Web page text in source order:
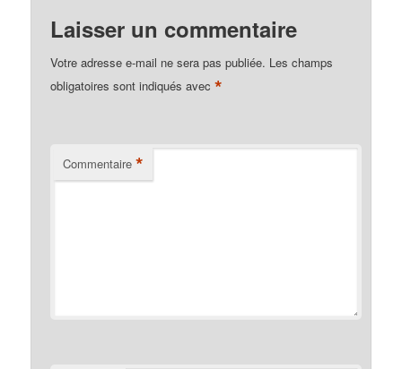
Laisser un commentaire
Votre adresse e-mail ne sera pas publiée. Les champs
obligatoires sont indiqués avec*
Commentaire *